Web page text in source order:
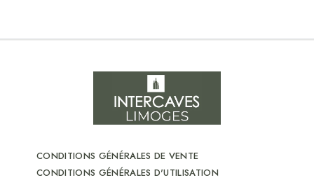
CONDITIONS GÉNÉRALES DE VENTE
CONDITIONS GÉNÉRALES D'UTILISATION